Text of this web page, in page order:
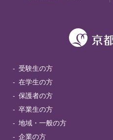
受験生の方
在学生の方
保護者の方
卒業生の方
地域・一般の方
企業の方